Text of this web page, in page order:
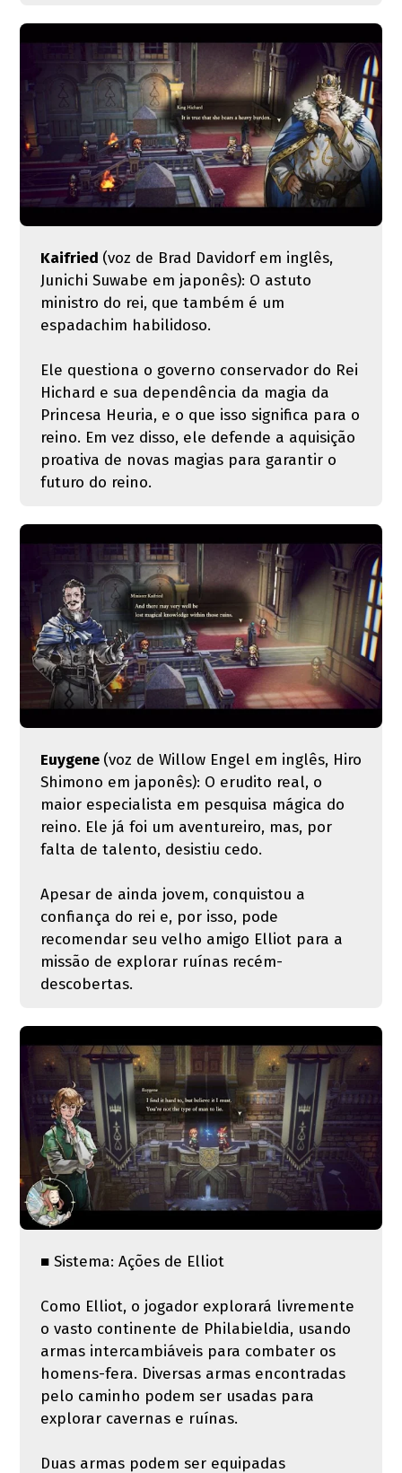
Kaifried (voz de Brad Davidorf em inglês,
Junichi Suwabe em japonês): O astuto
ministro do rei, que também é um
espadachim habilidoso.
Ele questiona o governo conservador do Rei
Hichard e sua dependência da magia da
Princesa Heuria, e o que isso significa para o
reino. Em vez disso, ele defende a aquisição
proativa de novas magias para garantir o
futuro do reino.
Euygene (voz de Willow Engel em inglês, Hiro
Shimono em japonês): O erudito real, o
maior especialista em pesquisa mágica do
reino. Ele já foi um aventureiro, mas, por
falta de talento, desistiu cedo.
Apesar de ainda jovem, conquistou a
confiança do rei e, por isso, pode
recomendar seu velho amigo Elliot para a
missão de explorar ruínas recém-
descobertas.
■ Sistema: Ações de Elliot
Como Elliot, o jogador explorará livremente
o vasto continente de Philabieldia, usando
armas intercambiáveis ​​para combater os
homens-fera. Diversas armas encontradas
pelo caminho podem ser usadas para
explorar cavernas e ruínas.
Duas armas podem ser equipadas